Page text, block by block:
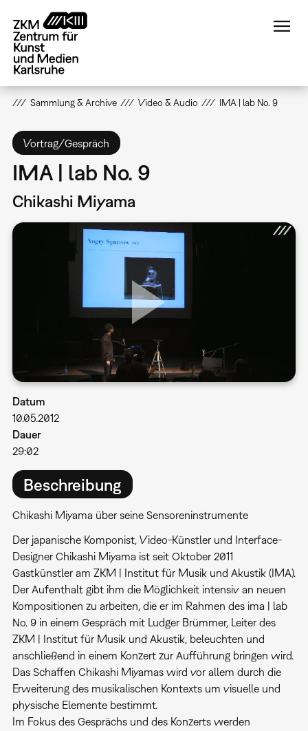
zum
Inhalt
Sammlung & Archive Video & Audio IMA | lab No. 9
Vortrag/Gespräch
IMA | lab No. 9
Chikashi Miyama
Datum
10.05.2012
Dauer
29:02
Beschreibung
Chikashi Miyama über seine Sensoreninstrumente
Der japanische Komponist, Video-Künstler und Interface-
Designer Chikashi Miyama ist seit Oktober 2011
Gastkünstler am ZKM | Institut für Musik und Akustik (IMA).
Der Aufenthalt gibt ihm die Möglichkeit intensiv an neuen
Kompositionen zu arbeiten, die er im Rahmen des ima | lab
No. 9 in einem Gespräch mit Ludger Brümmer, Leiter des
ZKM | Institut für Musik und Akustik, beleuchten und
anschließend in einem Konzert zur Aufführung bringen wird.
Das Schaffen Chikashi Miyamas wird vor allem durch die
Erweiterung des musikalischen Kontexts um visuelle und
physische Elemente bestimmt.
Im Fokus des Gesprächs und des Konzerts werden